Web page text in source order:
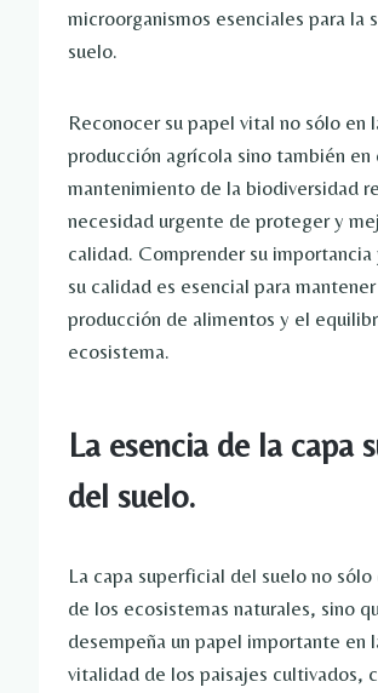
microorganismos esenciales para la
suelo.
Reconocer su papel vital no sólo en
producción agrícola sino también en
mantenimiento de la biodiversidad
necesidad urgente de proteger y
calidad. Comprender su importancia
su calidad es esencial para
producción de alimentos y el
ecosistema.
La esencia de la capa
del suelo.
La capa superficial del suelo no sólo
de los ecosistemas naturales, sino
desempeña un papel importante en
vitalidad de los paisajes cultivados,